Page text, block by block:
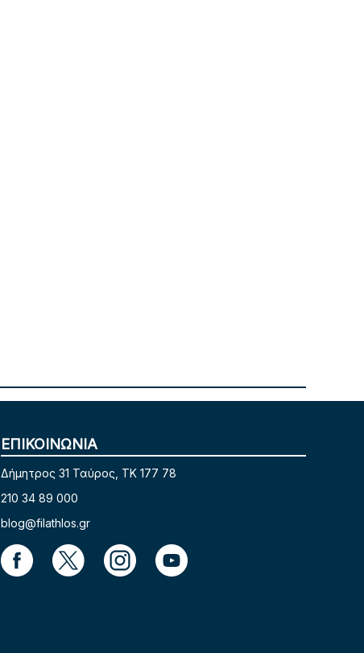
ΕΠΙΚΟΙΝΩΝΙΑ
Δήμητρος 31 Ταύρος, TK 177 78
210 34 89 000
blog@filathlos.gr